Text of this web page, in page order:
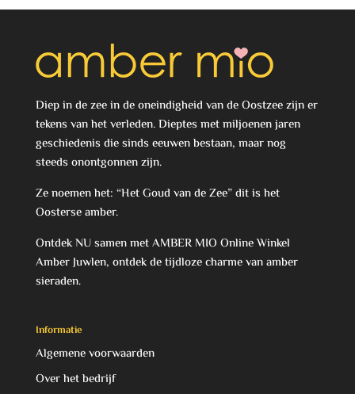
Diep in de zee in de oneindigheid van de Oostzee zijn er
tekens van het verleden. Dieptes met miljoenen jaren
geschiedenis die sinds eeuwen bestaan, maar nog
steeds onontgonnen zijn.
Ze noemen het: “Het Goud van de Zee” dit is het
Oosterse amber.
Ontdek NU samen met AMBER MIO Online Winkel
Amber Juwlen, ontdek de tijdloze charme van amber
sieraden.
Informatie
Algemene voorwaarden
Over het bedrijf